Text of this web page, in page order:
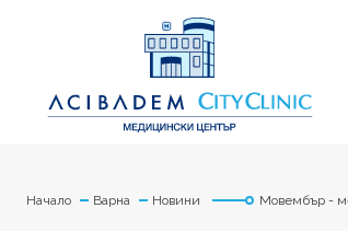
Начало Варна Новини Мовембър -